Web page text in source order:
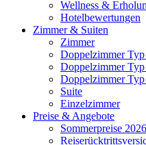
Wellness &
Hotelbewertungen
Zimmer & Suiten
Zimmer
Doppelzimmer Typ
Doppelzimmer
Doppelzimmer
Suite
Einzelzimmer
Preise & Angebote
Sommerpreise 2026